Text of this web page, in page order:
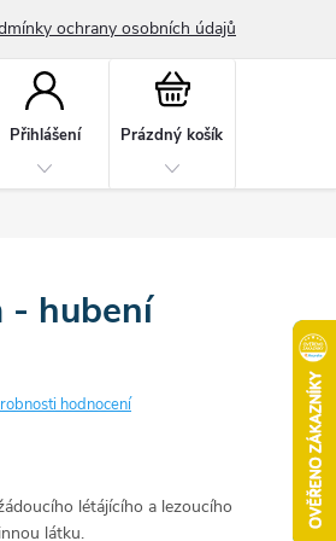
ochrany osobních údajů
Přihlášení
Nákupní
Prázdný košík
- hubení
hodnocení
létájícího a lezoucího
látku.